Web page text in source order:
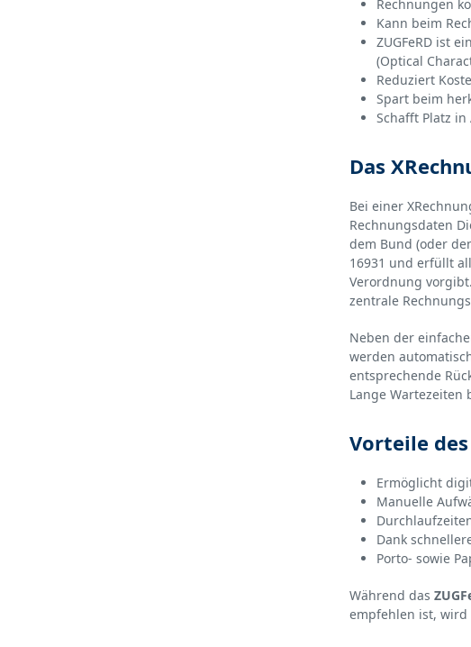
Rechnungen
Kann beim
ZUGFeRD ist
(Optical
Reduziert
Spart beim
Schafft Platz
Das
Bei einer
Rechnungsdaten
dem Bund (oder
16931 und erfüllt
Verordnung
zentrale
Neben der
werden
entsprechende
Lange Wartezeiten
Vorteile
Ermöglicht
Manuelle
Dank
Porto- sowie
Während das
empfehlen ist, wird